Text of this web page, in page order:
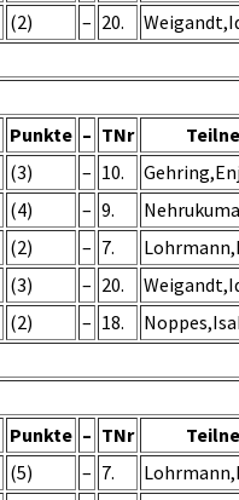
(2) – 20.
Punkte – TNr
(3) – 10.
(4) – 9.
(2) – 7.
(3) – 20.
(2) – 18.
Punkte – TNr
(5) – 7.